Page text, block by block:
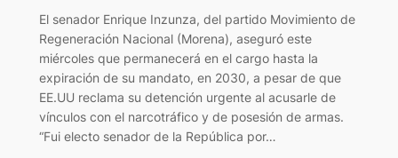
El senador Enrique Inzunza, del partido Movimiento de
Regeneración Nacional (Morena), aseguró este
miércoles que permanecerá en el cargo hasta la
expiración de su mandato, en 2030, a pesar de que
EE.UU reclama su detención urgente al acusarle de
vínculos con el narcotráfico y de posesión de armas.
“Fui electo senador de la República por…